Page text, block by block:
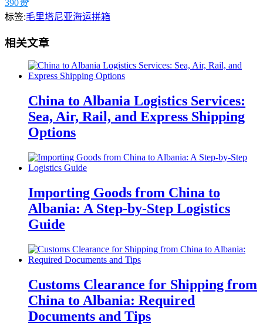
390赞
标签:毛里塔尼亚海运拼箱
相关文章
China to Albania Logistics Services:
Sea, Air, Rail, and Express Shipping
Options
Importing Goods from China to
Albania: A Step-by-Step Logistics
Guide
Customs Clearance for Shipping from
China to Albania: Required
Documents and Tips